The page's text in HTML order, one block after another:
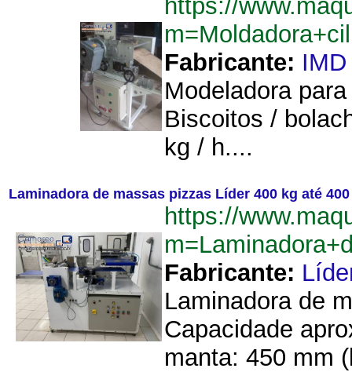
https://
Fabricante: IMD
Modeladora
Biscoitos /
kg / h....
Laminadora de massas pizzas Líder 400 kg até
https://
Fabricante:
Laminadora de
Capacidade
manta: 450 mm